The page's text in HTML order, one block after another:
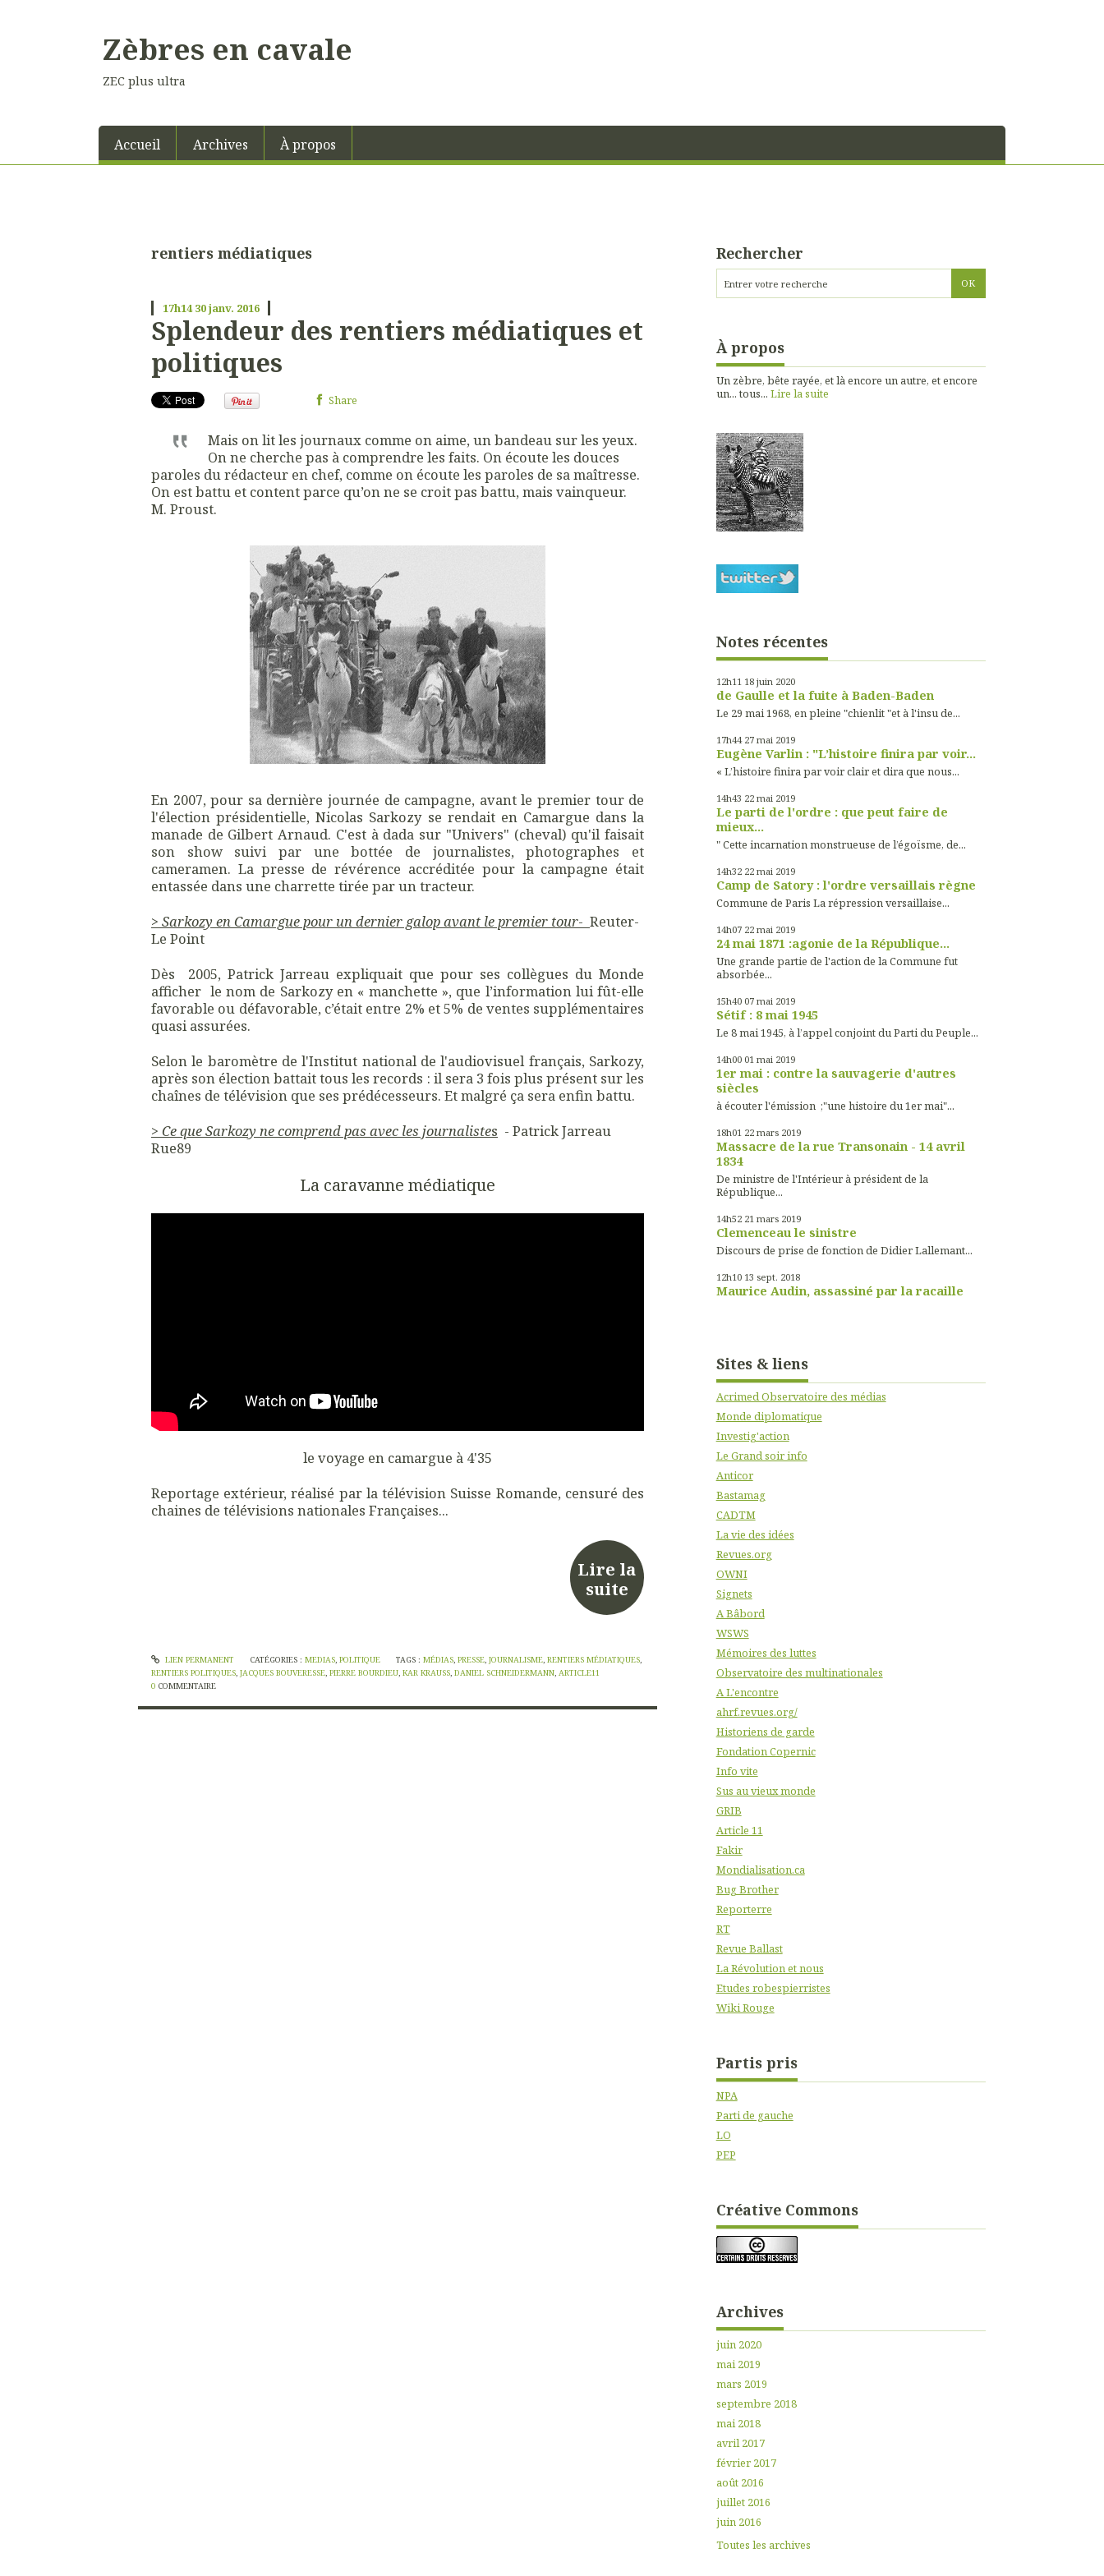
Zèbres en cavale
ZEC plus ultra
Accueil Archives À propos
rentiers médiatiques
17h14 30janv. 2016
Splendeur des rentiers médiatiques et
politiques
Share
Mais on lit les journaux comme on aime, un bandeau sur les yeux.
On ne cherche pas à comprendre les faits. On écoute les douces
paroles du rédacteur en chef, comme on écoute les paroles de sa maîtresse.
On est battu et content parce qu’on ne se croit pas battu, mais vainqueur.
M. Proust.
En 2007, pour sa dernière journée de campagne, avant le premier tour de
l'élection présidentielle, Nicolas Sarkozy se rendait en Camargue dans la
manade de Gilbert Arnaud. C'est à dada sur "Univers" (cheval) qu'il faisait
son show suivi par une bottée de journalistes, photographes et
cameramen. La presse de révérence accréditée pour la campagne était
entassée dans une charrette tirée par un tracteur.
> Sarkozy en Camargue pour un dernier galop avant le premier tour- Reuter-
Le Point
Dès 2005, Patrick Jarreau expliquait que pour ses collègues du Monde
afficher le nom de Sarkozy en « manchette », que l’information lui fût-elle
favorable ou défavorable, c’était entre 2% et 5% de ventes supplémentaires
quasi assurées.
Selon le baromètre de l'Institut national de l'audiovisuel français, Sarkozy,
après son élection battait tous les records : il sera 3 fois plus présent sur les
chaînes de télévision que ses prédécesseurs. Et malgré ça sera enfin battu.
> Ce que Sarkozy ne comprend pas avec les journalistes - Patrick Jarreau
Rue89
La caravanne médiatique
le voyage en camargue à 4'35
Reportage extérieur, réalisé par la télévision Suisse Romande, censuré des
chaines de télévisions nationales Françaises...
Lire la
suite
LIEN PERMANENT CATÉGORIES : MEDIAS, POLITIQUE TAGS : MÉDIAS, PRESSE, JOURNALISME, RENTIERS MÉDIATIQUES,
RENTIERS POLITIQUES, JACQUES BOUVERESSE, PIERRE BOURDIEU, KAR KRAUSS, DANIEL SCHNEIDERMANN, ARTICLE11
0 COMMENTAIRE
Rechercher
À propos
Un zèbre, bête rayée, et là encore un autre, et encore
un... tous... Lire la suite
Notes récentes
12h11 18 juin 2020
de Gaulle et la fuite à Baden-Baden
Le 29 mai 1968, en pleine "chienlit "et à l'insu de...
17h44 27 mai 2019
Eugène Varlin : "L’histoire finira par voir...
« L’histoire finira par voir clair et dira que nous...
14h43 22 mai 2019
Le parti de l'ordre : que peut faire de
mieux...
" Cette incarnation monstrueuse de l’égoïsme, de...
14h32 22 mai 2019
Camp de Satory : l'ordre versaillais règne
Commune de Paris La répression versaillaise...
14h07 22 mai 2019
24 mai 1871 :agonie de la République...
Une grande partie de l'action de la Commune fut
absorbée...
15h40 07 mai 2019
Sétif : 8 mai 1945
Le 8 mai 1945, à l’appel conjoint du Parti du Peuple...
14h00 01 mai 2019
1er mai : contre la sauvagerie d'autres
siècles
à écouter l'émission ;"une histoire du 1er mai"...
18h01 22 mars 2019
Massacre de la rue Transonain - 14 avril
1834
De ministre de l'Intérieur à président de la
République...
14h52 21 mars 2019
Clemenceau le sinistre
Discours de prise de fonction de Didier Lallemant...
12h10 13 sept. 2018
Maurice Audin, assassiné par la racaille
Sites & liens
Acrimed Observatoire des médias
Monde diplomatique
Investig'action
Le Grand soir info
Anticor
Bastamag
CADTM
La vie des idées
Revues.org
OWNI
Signets
A Bâbord
WSWS
Mémoires des luttes
Observatoire des multinationales
A L'encontre
ahrf.revues.org/
Historiens de garde
Fondation Copernic
Info vite
Sus au vieux monde
GRIB
Article 11
Fakir
Mondialisation.ca
Bug Brother
Reporterre
RT
Revue Ballast
La Révolution et nous
Etudes robespierristes
Wiki Rouge
Partis pris
NPA
Parti de gauche
LO
PEP
Créative Commons
Archives
juin 2020
mai 2019
mars 2019
septembre 2018
mai 2018
avril 2017
février 2017
août 2016
juillet 2016
juin 2016
Toutes les archives